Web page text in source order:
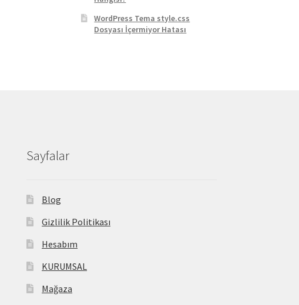
WordPress Tema style.css
Dosyası İçermiyor Hatası
Sayfalar
Blog
Gizlilik Politikası
Hesabım
KURUMSAL
Mağaza